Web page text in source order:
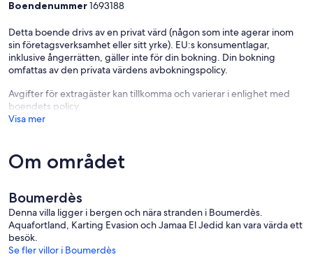
Boendenummer1693188
Detta boende drivs av en privat värd (någon som inte agerar inom
sin företagsverksamhet eller sitt yrke). EU:s konsumentlagar,
inklusive ångerrätten, gäller inte för din bokning. Din bokning
omfattas av den privata värdens avbokningspolicy.
Avgifter för extragäster kan tillkomma och varierar i enlighet med
boendets policy.
Visa mer
Om området
Boumerdès
Denna villa ligger i bergen och nära stranden i Boumerdès.
Aquafortland, Karting Evasion och Jamaa El Jedid kan vara värda ett
besök.
Se fler villor i Boumerdès